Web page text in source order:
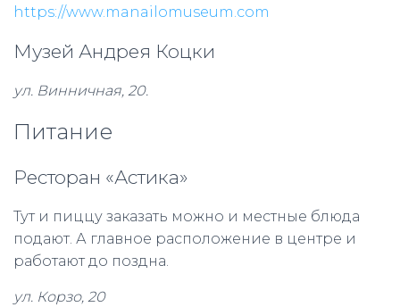
https://www.manailomuseum.com
Музей Андрея Коцки
ул. Винничная, 20.
Питание
Ресторан «Астика»
Тут и пиццу заказать можно и местные блюда
подают. А главное расположение в центре и
работают до поздна.
ул. Корзо, 20